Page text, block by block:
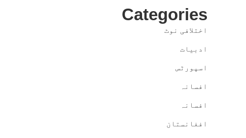
Categories
اختلافی نوٹ
ادبیات
اسپورٹس
افسانہ
افسانہ
افغانستان